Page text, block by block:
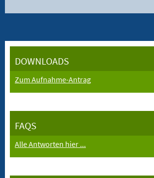
DOWNLOADS
Zum Aufnahme-Antrag
FAQS
Alle Antworten hier ...